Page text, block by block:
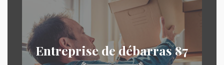
Entreprise de débarras 87